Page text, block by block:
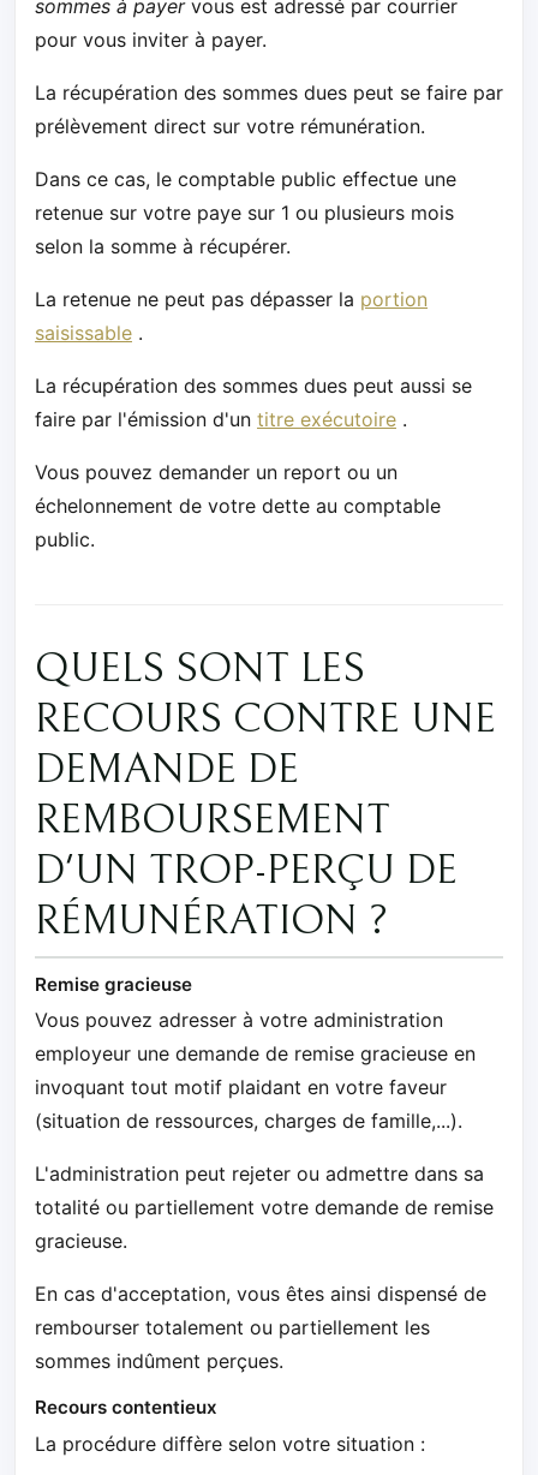
sommes à payervous est adressé par courrier
pour vous inviter à payer.
La récupération des sommes dues peut se faire par
prélèvement direct sur votre rémunération.
Dans ce cas, le comptable public effectue une
retenue sur votre paye sur 1 ou plusieurs mois
selon la somme à récupérer.
La retenue ne peut pas dépasser la portion
saisissable .
La récupération des sommes dues peut aussi se
faire par l'émission d'un titre exécutoire .
Vous pouvez demander un report ou un
échelonnement de votre dette au comptable
public.
QUELS SONT LES
RECOURS CONTRE UNE
DEMANDE DE
REMBOURSEMENT
D'UN TROP-PERÇU DE
RÉMUNÉRATION ?
Remise gracieuse
Vous pouvez adresser à votre administration
employeur une demande de remise gracieuse en
invoquant tout motif plaidant en votre faveur
(situation de ressources, charges de famille,...).
L'administration peut rejeter ou admettre dans sa
totalité ou partiellement votre demande de remise
gracieuse.
En cas d'acceptation, vous êtes ainsi dispensé de
rembourser totalement ou partiellement les
sommes indûment perçues.
Recours contentieux
La procédure diffère selon votre situation :